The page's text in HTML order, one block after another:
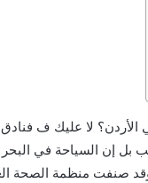
لا عليك ف
إن السياحة في
صنفت منظمة الصحة